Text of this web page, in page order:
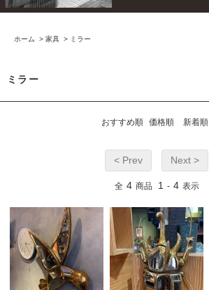
ホーム > 家具 > ミラー
ミラー
おすすめ順 価格順 新着順
< Prev Next >
全 4 商品 1 - 4 表示